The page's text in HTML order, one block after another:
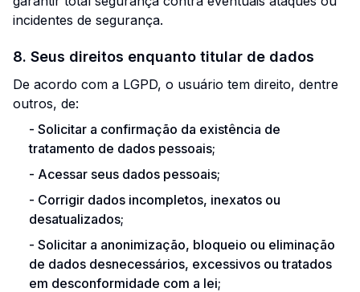
incidentes de segurança.
8. Seus direitos enquanto titular de dados
De acordo com a LGPD, o usuário tem direito, dentre
outros, de:
- Solicitar a confirmação da existência de
tratamento de dados pessoais;
- Acessar seus dados pessoais;
- Corrigir dados incompletos, inexatos ou
desatualizados;
- Solicitar a anonimização, bloqueio ou eliminação
de dados desnecessários, excessivos ou tratados
em desconformidade com a lei;